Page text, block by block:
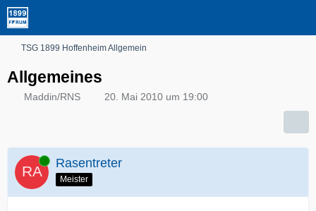
TSG 1899 Hoffenheim Allgemein
Allgemeines
Maddin/RNS 20. Mai 2010 um 19:00
Online Rasentreter
Meister